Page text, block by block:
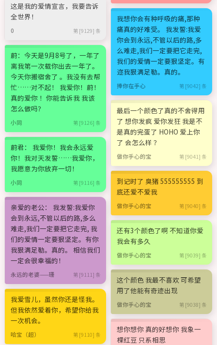
这是我的爱情宣言，我要告诉
全世界！
0 第 [9129] 条
蔚：今天是9月8号了，一年了
离我第一次载你出去一年了。
今天你搬宿舍了 。我没有去帮
忙……对不起！ 我爱你！蔚！
真的爱你 ！你能告诉我 我该
怎么做吗？
小同 第 [9126] 条
蔚君： 我爱你！我会永远爱
你！我对天发誓……我爱你，
我愿意为你放弃一切！
小同 第 [9116] 条
亲爱的老公： 我发誓:我爱你
会到永远,不管以后的路,多么
难走,我们一定要把它走完, 我
们的爱情一定要狠坚定。有你
我狠满足勒。真的。 相信我们
一定会很幸福的！
永远的老婆——珊 第 [9111] 条
我爱雪儿，虽然你还是怪我。
但我依然爱着你，希望你给我
一次机会。
哈宝（超） 第 [9110] 条
我想你会有种呼吸的痛,那种
痛真的好难受。 我发誓:我爱
你会到永远,不管以后的路,多
么难走,我们一定要把它走完,
我们的爱情一定要狠坚定。有
迩我狠满足勒。真的。
捧你在手心 第 [9042] 条
最后一个颜色了真的不舍得用
了 想你发疯 爱你发狂 我是不
是真的完蛋了 HOHO 爱上你
了 会怎么样 ？
做你手心的宝 第 [9041] 条
到记时了 臭猪 555555555 到
底还爱不爱我
做你手心的宝 第 [9040] 条
还有3个颜色了啊 不知道你爱
我会有多久
做你手心的宝 第 [9039] 条
这个颜色 我最不喜欢 可希望
用了他能有奇迹出现
做你手心的宝 第 [9038] 条
想你想你 真的好想你 我象一
棵红豆 只系相思